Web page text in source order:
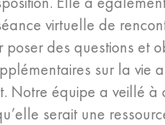
virtuelle de
des questions et
sur la vie
Notre équipe a veillé à
serait une